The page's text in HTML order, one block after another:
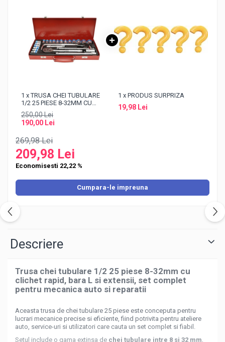
1 x TRUSA CHEI TUBULARE
1/2 25 PIESE 8-32MM CU
CLICHET RAPID, BARA L SI
EXTENSII, SET COMPLET
PENTRU MECANICA AUTO SI
250,00 Lei
190,00 Lei
1 x PRODUS SURPRIZA
19,98 Lei
269,98 Lei
209,98 Lei
Economisesti 22,22 %
Cumpara-le impreuna
Descriere
Trusa chei tubulare 1/2 25 piese 8-32mm cu
clichet rapid, bara L si extensii, set complet
pentru mecanica auto si reparatii
Aceasta trusa de chei tubulare 25 piese este conceputa pentru
lucrari mecanice precise si eficiente, fiind potrivita pentru ateliere
auto, service-uri si utilizatori care cauta un set complet si fiabil.
Setul include o gama extinsa de chei tubulare intre 8 si 32 mm,